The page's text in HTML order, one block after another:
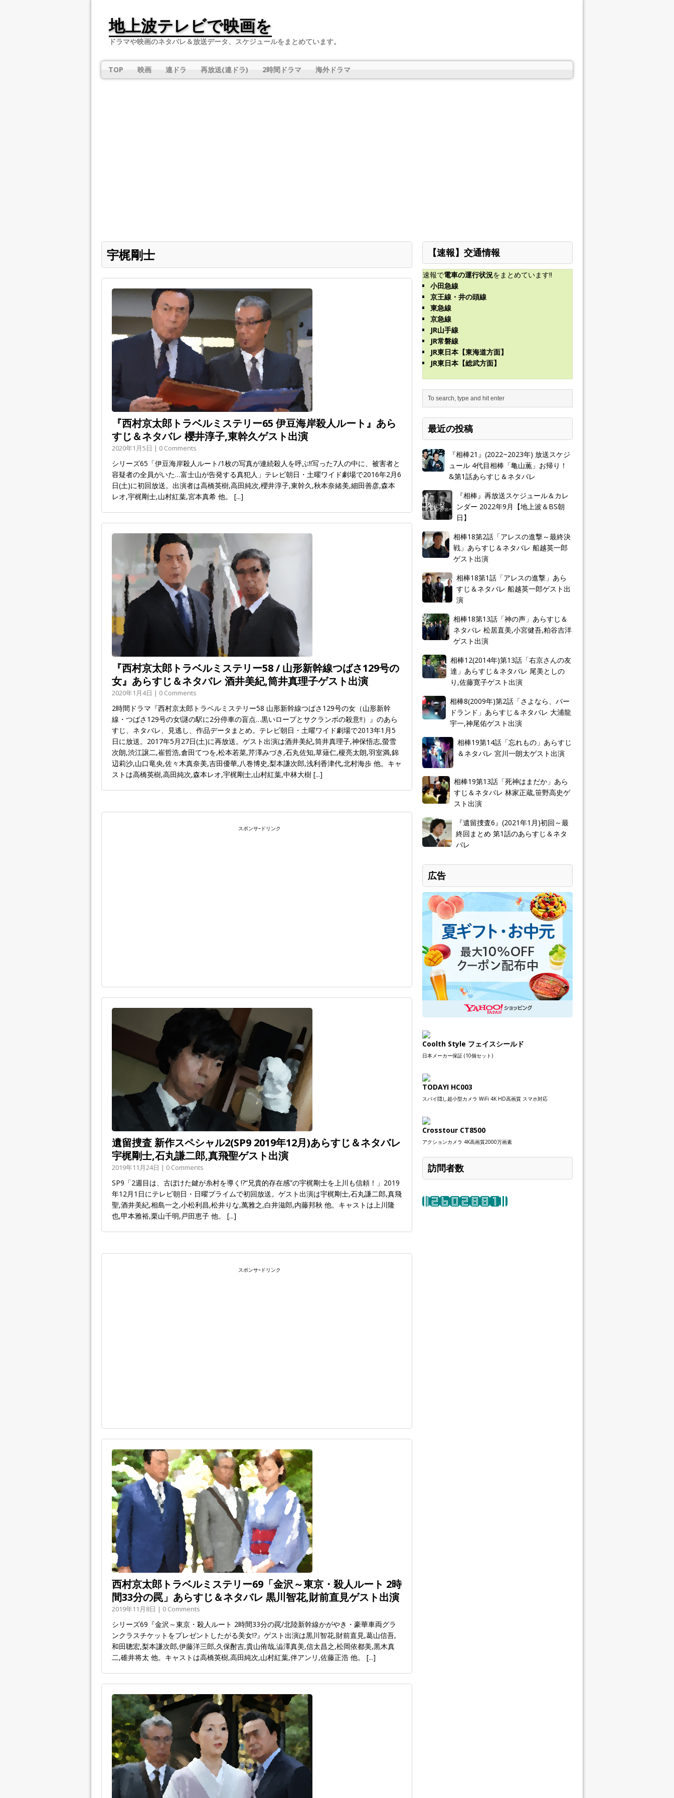
地上波テレビで映画を
ドラマや映画のネタバレ＆放送データ、スケジュールをまとめています。
TOP 映画 連ドラ 再放送(連ドラ) 2時間ドラマ 海外ドラマ
宇梶剛士
『西村京太郎トラベルミステリー65 伊豆海岸殺人ルート』あら
すじ＆ネタバレ 櫻井淳子,東幹久ゲスト出演
2020年1月5日 | 0 Comments
シリーズ65「伊豆海岸殺人ルート/1枚の写真が連続殺人を呼ぶ!!写った7人の中に、被害者と
容疑者の全員がいた…富士山が告発する真犯人」テレビ朝日・土曜ワイド劇場で2016年2月6
日(土)に初回放送。出演者は高橋英樹,高田純次,櫻井淳子,東幹久,秋本奈緒美,細田善彦,森本
レオ,宇梶剛士,山村紅葉,宮本真希 他。 [...]
『西村京太郎トラベルミステリー58 / 山形新幹線つばさ129号の
女』あらすじ＆ネタバレ 酒井美紀,筒井真理子ゲスト出演
2020年1月4日 | 0 Comments
2時間ドラマ『西村京太郎トラベルミステリー58 山形新幹線つばさ129号の女（山形新幹
線・つばさ129号の女!謎の駅に2分停車の盲点…黒いロープとサクランボの殺意!!）』のあら
すじ、ネタバレ、見逃し、作品データまとめ。テレビ朝日・土曜ワイド劇場で2013年1月5
日に放送。2017年5月27日(土)に再放送。ゲスト出演は酒井美紀,筒井真理子,神保悟志,螢雪
次朗,渋江譲二,崔哲浩,倉田てつを,松本若菜,芹澤みづき,石丸佐知,草薙仁,榎亮太朗,羽室満,錦
辺莉沙,山口竜央,佐々木真奈美,吉田優華,八巻博史,梨本謙次郎,浅利香津代,北村海歩 他。キャ
ストは高橋英樹,高田純次,森本レオ,宇梶剛士,山村紅葉,中林大樹 [...]
スポンサｰドリンク
遺留捜査 新作スペシャル2(SP9 2019年12月)あらすじ＆ネタバレ
宇梶剛士,石丸謙二郎,真飛聖ゲスト出演
2019年11月24日 | 0 Comments
SP9「2週目は、古ぼけた鍵が糸村を導く!?“兄貴的存在感”の宇梶剛士を上川も信頼！」2019
年12月1日にテレビ朝日・日曜プライムで初回放送。ゲスト出演は宇梶剛士,石丸謙二郎,真飛
聖,酒井美紀,相島一之,小松利昌,松井りな,萬雅之,白井滋郎,内藤邦秋 他。キャストは上川隆
也,甲本雅裕,栗山千明,戸田恵子 他。 [...]
スポンサｰドリンク
西村京太郎トラベルミステリー69「金沢～東京・殺人ルート 2時
間33分の罠」あらすじ＆ネタバレ 黒川智花,財前直見ゲスト出演
2019年11月8日 | 0 Comments
シリーズ69『金沢～東京・殺人ルート 2時間33分の罠/北陸新幹線かがやき・豪華車両グラ
ンクラスチケットをプレゼントしたがる美女!?』ゲスト出演は黒川智花,財前直見,葛山信吾,
和田聰宏,梨本謙次郎,伊藤洋三郎,久保酎吉,貴山侑哉,澁澤真美,信太昌之,松岡依都美,黒木真
二,碓井将太 他。キャストは高橋英樹,高田純次,山村紅葉,伴アンリ,佐藤正浩 他。 [...]
【速報】交通情報
速報で電車の運行状況をまとめています!!
小田急線
京王線・井の頭線
東急線
京急線
JR山手線
JR常磐線
JR東日本【東海道方面】
JR東日本【総武方面】
最近の投稿
『相棒21』(2022~2023年) 放送スケジ
ュール 4代目相棒「亀山薫」お帰り！
&第1話あらすじ＆ネタバレ
『相棒』再放送スケジュール＆カレ
ンダー 2022年9月【地上波＆BS朝
日】
相棒18第2話「アレスの進撃～最終決
戦」あらすじ＆ネタバレ 船越英一郎
ゲスト出演
相棒18第1話「アレスの進撃」あら
すじ＆ネタバレ 船越英一郎ゲスト出
演
相棒18第13話「神の声」あらすじ＆
ネタバレ 松居直美,小宮健吾,粕谷吉洋
ゲスト出演
相棒12(2014年)第13話「右京さんの友
達」あらすじ＆ネタバレ 尾美としの
り,佐藤寛子ゲスト出演
相棒8(2009年)第2話「さよなら、バー
ドランド」あらすじ＆ネタバレ 大浦龍
宇一,神尾佑ゲスト出演
相棒19第14話「忘れもの」あらすじ
＆ネタバレ 宮川一朗太ゲスト出演
相棒19第13話「死神はまだか」あら
すじ＆ネタバレ 林家正蔵,笹野高史ゲ
スト出演
『遺留捜査6』(2021年1月)初回～最
終回まとめ 第1話のあらすじ＆ネタ
バレ
広告
Coolth Style フェイスシールド
日本メーカー保証 (10個セット)
TODAYI HC003
スパイ隠し超小型カメラ WiFi 4K HD高画質 スマホ対応
Crosstour CT8500
アクションカメラ 4K高画質2000万画素
訪問者数